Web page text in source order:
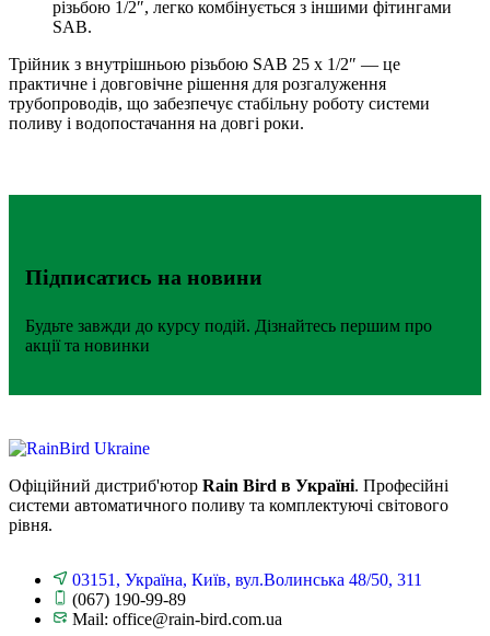
різьбою 1/2″, легко комбінується з іншими фітингами
SAB.
Трійник з внутрішньою різьбою SAB 25 х 1/2″ — це
практичне і довговічне рішення для розгалуження
трубопроводів, що забезпечує стабільну роботу системи
поливу і водопостачання на довгі роки.
Підписатись на новини
Будьте завжди до курсу подій. Дізнайтесь першим про
акції та новинки
Офіційний дистриб'ютор Rain Bird в Україні. Професійні
системи автоматичного поливу та комплектуючі світового
рівня.
03151, Україна, Київ, вул.Волинська 48/50, 311
(067) 190-99-89
Mail: office@rain-bird.com.ua